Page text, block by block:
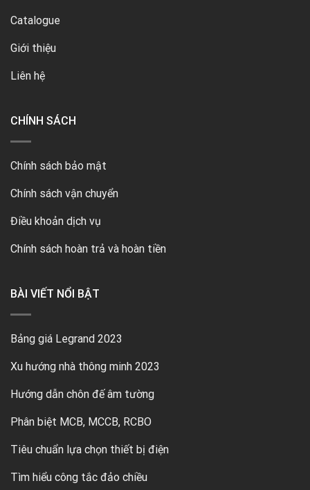
Catalogue
Giới thiệu
Liên hệ
CHÍNH SÁCH
Chính sách bảo mật
Chính sách vận chuyển
Điều khoản dịch vụ
Chính sách hoàn trả và hoàn tiền
BÀI VIẾT NỔI BẬT
Bảng giá Legrand 2023
Xu hướng nhà thông minh 2023
Hướng dẫn chôn đế âm tường
Phân biệt MCB, MCCB, RCBO
Tiêu chuẩn lựa chọn thiết bị điện
Tìm hiểu công tắc đảo chiều